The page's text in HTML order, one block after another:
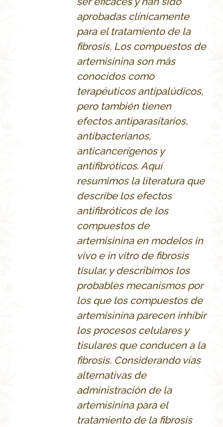
aprobadas clínicamente
para el tratamiento de la
fibrosis. Los compuestos de
artemisinina son más
conocidos como
terapéuticos antipalúdicos,
pero también tienen
efectos antiparasitarios,
antibacterianos,
anticancerígenos y
antifibróticos. Aquí
resumimos la literatura que
describe los efectos
antifibróticos de los
compuestos de
artemisinina en modelos in
vivo e in vitro de fibrosis
tisular, y describimos los
probables mecanismos por
los que los compuestos de
artemisinina parecen inhibir
los procesos celulares y
tisulares que conducen a la
fibrosis. Considerando vías
alternativas de
administración de la
artemisinina para el
tratamiento de la fibrosis